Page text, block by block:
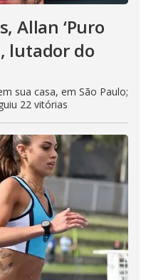
Allan ‘Puro
lutador do
sua casa, em São Paulo;
22 vitórias